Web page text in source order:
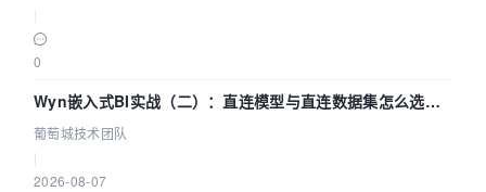
0
Wyn嵌入式BI实战（二）：直连模型与直连数据集怎么选，
参数为什么不生效？| 葡萄城技术团队
葡萄城技术团队
2026-08-07